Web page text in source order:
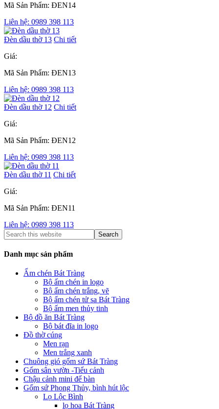
Mã Sản Phẩm: ĐEN14
Liên hệ: 0989 398 113
Đèn dầu thờ 13 Chi tiết
Giá:
Mã Sản Phẩm: ĐEN13
Liên hệ: 0989 398 113
Đèn dầu thờ 12 Chi tiết
Giá:
Mã Sản Phẩm: ĐEN12
Liên hệ: 0989 398 113
Đèn dầu thờ 11 Chi tiết
Giá:
Mã Sản Phẩm: ĐEN11
Liên hệ: 0989 398 113
Danh mục sản phẩm
Ấm chén Bát Tràng
Bộ ấm chén in logo
Bộ ấm chén trắng, vẽ
Bộ ấm chén tử sa Bát Tràng
Bộ ấm men thủy tinh
Bộ đồ ăn Bát Tràng
Bộ bát đĩa in logo
Đồ thờ cúng
Men rạn
Men trắng xanh
Chuông gió gốm sứ Bát Tràng
Gốm sân vườn -Tiểu cảnh
Chậu cảnh mini để bàn
Gốm sứ Phong Thủy, bình hút lộc
Lọ Lộc Bình
lọ hoa Bát Tràng